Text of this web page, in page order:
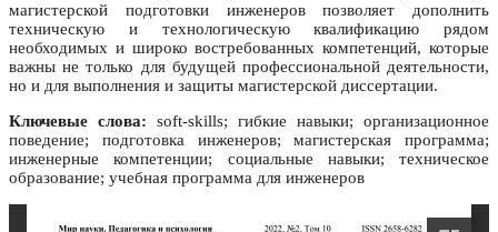
магистерской подготовки инженеров позволяет дополнить
техническую и технологическую квалификацию рядом
необходимых и широко востребованных компетенций, которые
важны не только для будущей профессиональной деятельности,
но и для выполнения и защиты магистерской диссертации.
Ключевые слова: soft-skills; гибкие навыки; организационное
поведение; подготовка инженеров; магистерская программа;
инженерные компетенции; социальные навыки; техническое
образование; учебная программа для инженеров